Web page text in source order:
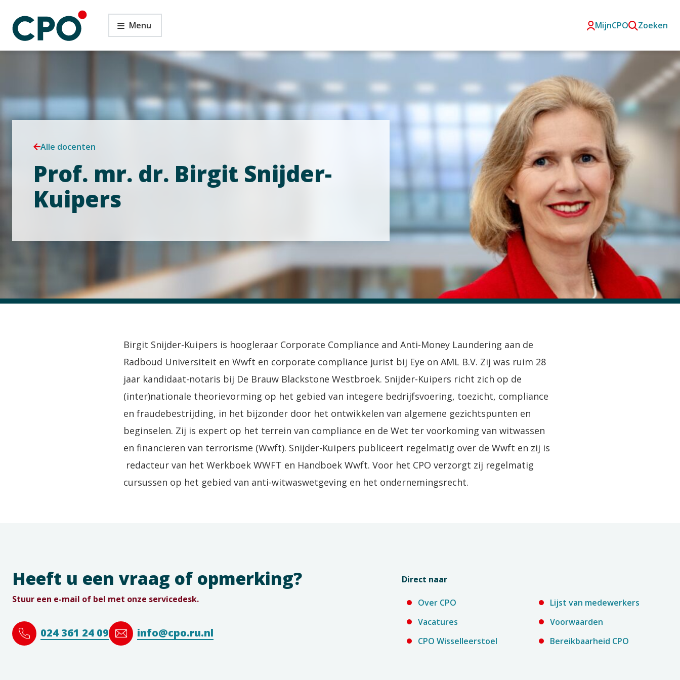
naar
inhoud
Prof.
mr.
dr.
Birgit
Menu MijnCPO Zoeken
Alle docenten
Prof. mr. dr. Birgit Snijder-
Kuipers
Birgit Snijder-Kuipers is hoogleraar Corporate Compliance and Anti-Money Laundering aan de
Radboud Universiteit en Wwft en corporate compliance jurist bij Eye on AML B.V. Zij was ruim 28
jaar kandidaat-notaris bij De Brauw Blackstone Westbroek. Snijder-Kuipers richt zich op de
(inter)nationale theorievorming op het gebied van integere bedrijfsvoering, toezicht, compliance
en fraudebestrijding, in het bijzonder door het ontwikkelen van algemene gezichtspunten en
beginselen. Zij is expert op het terrein van compliance en de Wet ter voorkoming van witwassen
en financieren van terrorisme (Wwft). Snijder-Kuipers publiceert regelmatig over de Wwft en zij is
redacteur van het Werkboek WWFT en Handboek Wwft. Voor het CPO verzorgt zij regelmatig
cursussen op het gebied van anti-witwaswetgeving en het ondernemingsrecht.
Heeft u een vraag of opmerking?
Stuur een e-mail of bel met onze servicedesk.
024 361 24 09 info@cpo.ru.nl
Direct naar
Over CPO
Lijst van medewerkers
Vacatures
Voorwaarden
CPO Wisselleerstoel
Bereikbaarheid CPO